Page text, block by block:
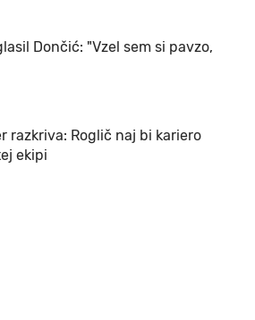
Dončić: "Vzel sem si pavzo,
razkriva: Roglič naj bi kariero
ekipi